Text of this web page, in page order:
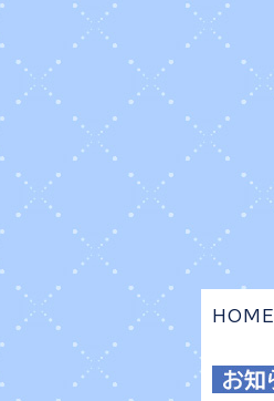
HOME